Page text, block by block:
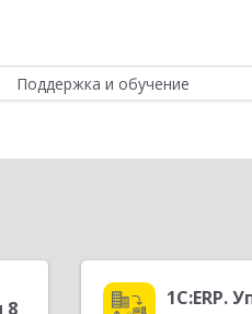
Поддержка и обучение
8
1С:ERP.